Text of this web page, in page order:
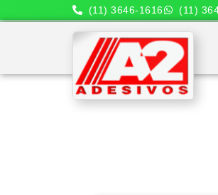
(11) 3646-1616 (11)